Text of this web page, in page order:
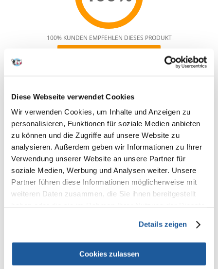
Diese Webseite verwendet Cookies
Wir verwenden Cookies, um Inhalte und Anzeigen zu
personalisieren, Funktionen für soziale Medien anbieten
zu können und die Zugriffe auf unsere Website zu
analysieren. Außerdem geben wir Informationen zu Ihrer
Verwendung unserer Website an unsere Partner für
soziale Medien, Werbung und Analysen weiter. Unsere
Partner führen diese Informationen möglicherweise mit
weiteren Daten zusammen, die Sie ihnen bereitgestellt
Details zeigen
Cookies zulassen
Recommend
100% KUNDEN EMPFEHLEN DIESES PRODUKT
Futterakzeptanz bei den Tieren
für natürliches Wachstum und dauerhafte Gesundheit
mit Multivitaminkomplex und Mineralien zur Stärkung der
Abwehrkräfte
ausgewogenes Ballaststoff-Protein- sowie Kalzium-Phosphor- Verhältnis
für gesundes Wachstum und natürliche Panzer- und Knochenbildung
sowohl für Jungtiere als auch für ausgewachsene grüne Leguane und
Pflanzen fressende Reptilien bestens geeignet
Analytische Bestandteile
Nebenprodukte pflanzlichen Ursprungs, Fisch und
Fischnebenprodukte, Mineralien, Weich- und Krebstiere.